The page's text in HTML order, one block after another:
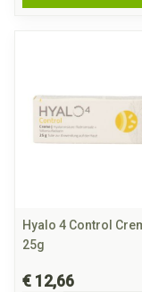
Hyalo 4 Control
25g
€ 12,66